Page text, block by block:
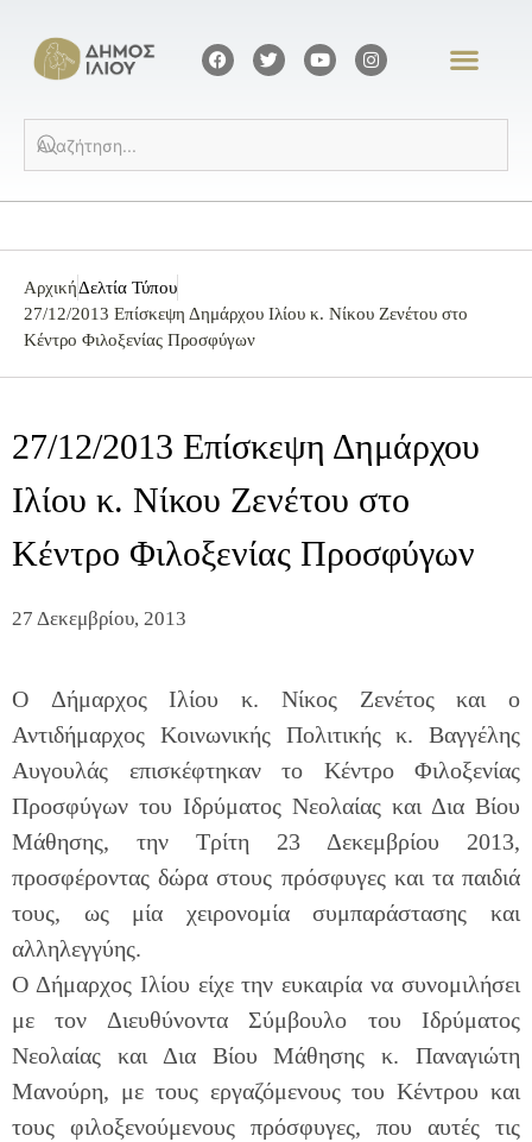
ΑρχικήΔελτία Τύπου
27/12/2013 Επίσκεψη Δημάρχου Ιλίου κ. Νίκου Ζενέτου στο
Κέντρο Φιλοξενίας Προσφύγων
27/12/2013 Επίσκεψη Δημάρχου
Ιλίου κ. Νίκου Ζενέτου στο
Κέντρο Φιλοξενίας Προσφύγων
27 Δεκεμβρίου, 2013
O Δήμαρχος Ιλίου κ. Νίκος Ζενέτος και ο
Αντιδήμαρχος Κοινωνικής Πολιτικής κ. Βαγγέλης
Αυγουλάς επισκέφτηκαν το Κέντρο Φιλοξενίας
Προσφύγων του Ιδρύματος Νεολαίας και Δια Βίου
Μάθησης, την Τρίτη 23 Δεκεμβρίου 2013,
προσφέροντας δώρα στους πρόσφυγες και τα παιδιά
τους, ως μία χειρονομία συμπαράστασης και
αλληλεγγύης.
Ο Δήμαρχος Ιλίου είχε την ευκαιρία να συνομιλήσει
με τον Διευθύνοντα Σύμβουλο του Ιδρύματος
Νεολαίας και Δια Βίου Μάθησης κ. Παναγιώτη
Μανούρη, με τους εργαζόμενους του Κέντρου και
τους φιλοξενούμενους πρόσφυγες, που αυτές τις